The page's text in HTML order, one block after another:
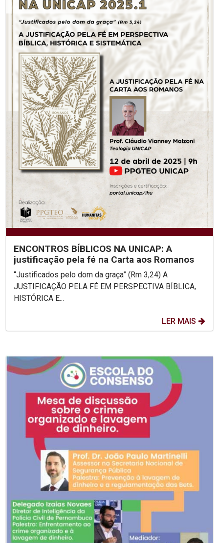
ENCONTROS BÍBLICOS NA UNICAP: A
justificação pela fé na Carta aos Romanos
“Justificados pelo dom da graça” (Rm 3,24) A
JUSTIFICAÇÃO PELA FÉ EM PERSPECTIVA BÍBLICA,
HISTÓRICA E...
LER MAIS